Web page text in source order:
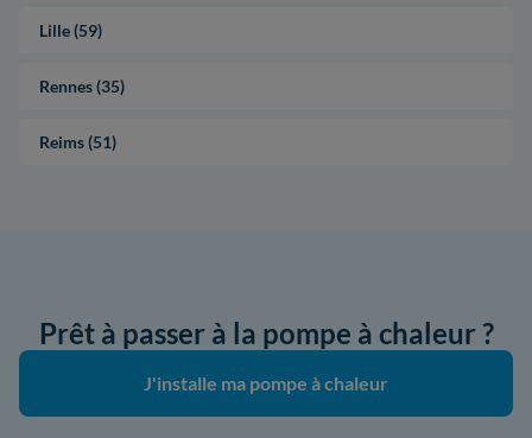
Lille (59)
Rennes (35)
Reims (51)
Prêt à passer à la pompe à chaleur ?
J'installe ma pompe à chaleur